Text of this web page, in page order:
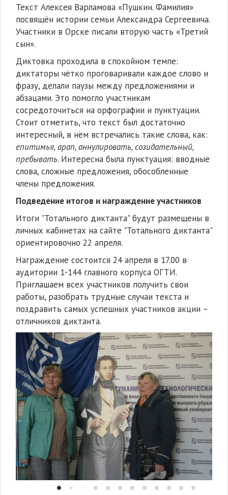
Текст Алексея Варламова «Пушкин. Фамилия»
посвящён истории семьи Александра Сергеевича.
Участники в Орске писали вторую часть «Третий
сын».
Диктовка проходила в спокойном темпе:
диктаторы чётко проговаривали каждое слово и
фразу, делали паузы между предложениями и
абзацами. Это помогло участникам
сосредоточиться на орфографии и пунктуации.
Стоит отметить, что текст был достаточно
интересный, в нём встречались такие слова, как:
епитимья, арап, аннулировать, созидательный,
пребывать. Интересна была пунктуация: вводные
слова, сложные предложения, обособленные
члены предложения.
Подведение итогов и награждение участников
Итоги "Тотального диктанта" будут размещены в
личных кабинетах на сайте "Тотального диктанта"
ориентировочно 22 апреля.
Награждение состоится 24 апреля в 17.00 в
аудитории 1-144 главного корпуса ОГТИ.
Приглашаем всех участников получить свои
работы, разобрать трудные случаи текста и
поздравить самых успешных участников акции –
отличников диктанта.